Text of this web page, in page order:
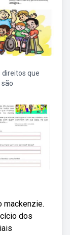
direitos que
são
mackenzie.
dos